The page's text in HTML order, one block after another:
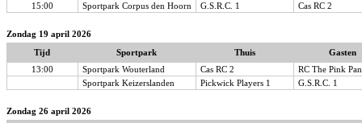
15:00
Sportpark Corpus den Hoorn G.S.R.C. 1 Cas RC 2
Zondag 19 april 2026
Tijd
Sportpark Thuis
Gasten
13:00
Sportpark Wouterland Cas RC 2
RC The Pink
Sportpark Keizerslanden
Pickwick Players 1 G.S.R.C. 1
Zondag 26 april 2026